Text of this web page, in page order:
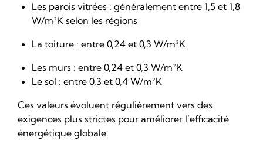
Les parois vitrées : généralement entre 1,5 et 1,8
W/m²K selon les régions
La toiture : entre 0,24 et 0,3 W/m²K
Les murs : entre 0,24 et 0,3 W/m²K
Le sol : entre 0,3 et 0,4 W/m²K
Ces valeurs évoluent régulièrement vers des
exigences plus strictes pour améliorer l’efficacité
énergétique globale.